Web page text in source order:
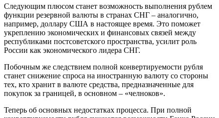
Следующим плюсом станет возможность выполнения рублем
функции резервной валюты в странах СНГ – аналогично,
например, доллару США в настоящее время. Это поможет
укреплению экономических и финансовых связей между
республиками постсоветского пространства, усилит роль
России как экономического лидера СНГ.
Побочным же следствием полной конвертируемости рубля
станет снижение спроса на иностранную валюту со стороны
тех, кто хранит в валюте средства, предназначенные для
покупок за границей, в основном – «челноков».
Теперь об основных недостатках процесса. При полной